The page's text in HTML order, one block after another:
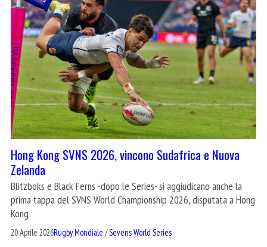
Hong Kong SVNS 2026, vincono Sudafrica e Nuova
Zelanda
Blitzboks e Black Ferns -dopo le Series- si aggiudicano anche la
prima tappa del SVNS World Championship 2026, disputata a Hong
Kong
20 Aprile 2026Rugby Mondiale /Sevens World Series